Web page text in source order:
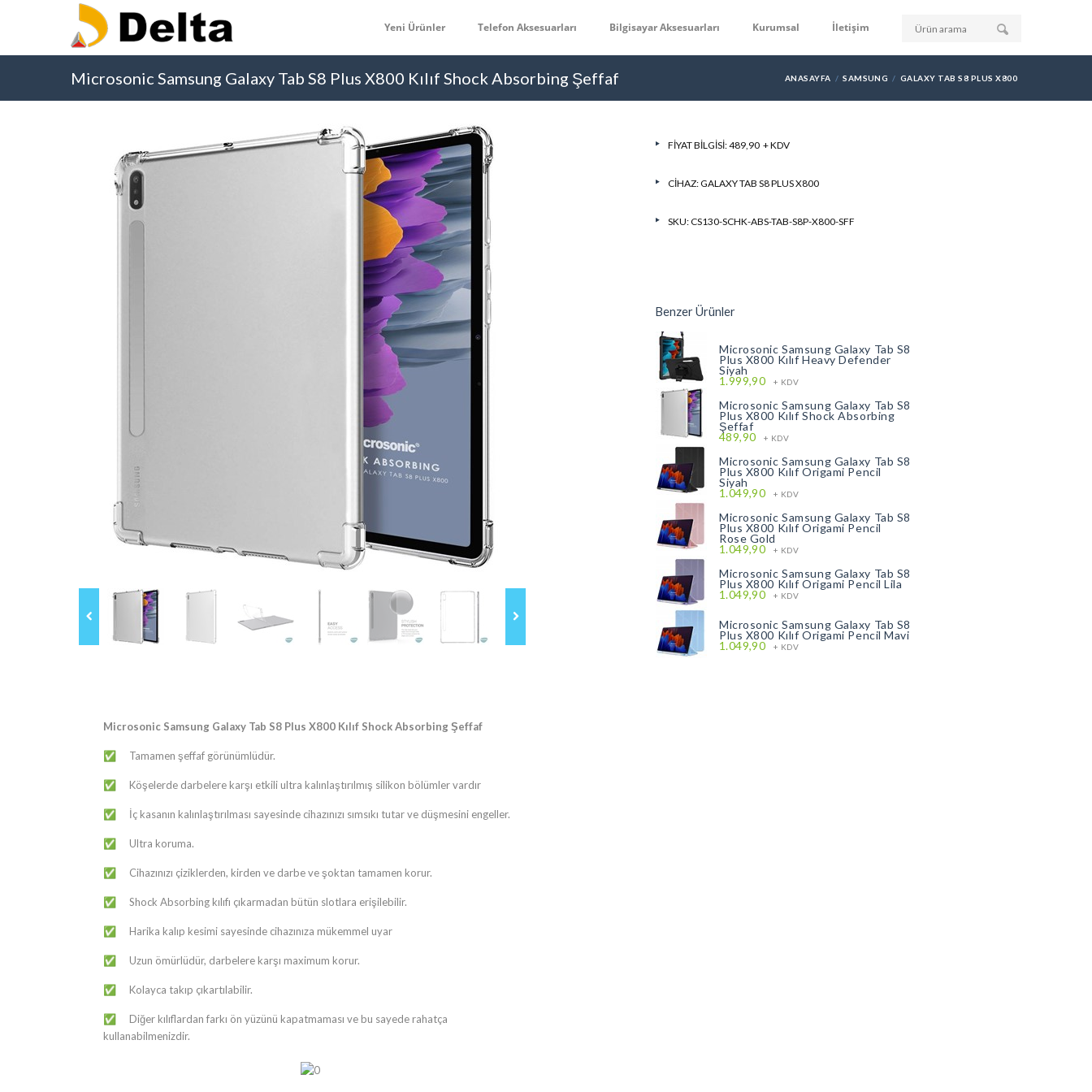
Yeni Ürünler Telefon Aksesuarları Bilgisayar Aksesuarları Kurumsal İletişim
Microsonic Samsung Galaxy Tab S8 Plus X800 Kılıf Shock Absorbing Şeffaf ANASAYFA SAMSUNG GALAXY TAB S8 PLUS X800
Microsonic Samsung Galaxy Tab S8 Plus X800 Kılıf Shock Absorbing Şeffaf
✅ ​​​​​​​​​​​​​​​​​​​​​​​​​​​​​​​​​​​​​Tamamen şeffaf görünümlüdür.
✅ ​​​​​​​​​​​​​​​​​​​​​​​​​​​​​​​​​​​​​Köşelerde darbelere karşı etkili ultra kalınlaştırılmış silikon bölümler vardır
✅ ​​​​​​​​​​​​​​​​​​​​​​​​​​​​​​​​​​​​​İç kasanın kalınlaştırılması sayesinde cihazınızı sımsıkı tutar ve düşmesini engeller.
✅ ​​​​​​​​​​​​​​​​​​​​​​​​​​​​​​​​​​​​​Ultra koruma.
✅ ​​​​​​​​​​​​​​​​​​​​​​​​​​​​​​​​​​​​​Cihazınızı çiziklerden, kirden ve darbe ve şoktan tamamen korur.
✅ ​​​​​​​​​​​​​​​​​​​​​​​​​​​​​​​​​​​​​Shock Absorbing kılıfı çıkarmadan bütün slotlara erişilebilir.
✅ ​​​​​​​​​​​​​​​​​​​​​​​​​​​​​​​​​​​​​Harika kalıp kesimi sayesinde cihazınıza mükemmel uyar
✅ ​​​​​​​​​​​​​​​​​​​​​​​​​​​​​​​​​​​​​Uzun ömürlüdür, darbelere karşı maximum korur.
✅ ​​​​​​​​​​​​​​​​​​​​​​​​​​​​​​​​​​​​​Kolayca takıp çıkartılabilir.
✅ ​​​​​​​​​​​​​​​​​​​​​​​​​​​​​​​​​​​​​Diğer kılıflardan farkı ön yüzünü kapatmaması ve bu sayede rahatça
kullanabilmenizdir.
FIYAT BILGISI: 489,90 + KDV
CIHAZ:GALAXY TAB S8 PLUS X800
SKU: CS130-SCHK-ABS-TAB-S8P-X800-SFF
Benzer Ürünler
Microsonic Samsung Galaxy Tab S8
Plus X800 Kılıf Heavy Defender
Siyah
1.999,90 + KDV
Microsonic Samsung Galaxy Tab S8
Plus X800 Kılıf Shock Absorbing
Şeffaf
489,90 + KDV
Microsonic Samsung Galaxy Tab S8
Plus X800 Kılıf Origami Pencil
Siyah
1.049,90 + KDV
Microsonic Samsung Galaxy Tab S8
Plus X800 Kılıf Origami Pencil
Rose Gold
1.049,90 + KDV
Microsonic Samsung Galaxy Tab S8
Plus X800 Kılıf Origami Pencil Lila
1.049,90 + KDV
Microsonic Samsung Galaxy Tab S8
Plus X800 Kılıf Origami Pencil Mavi
1.049,90 + KDV